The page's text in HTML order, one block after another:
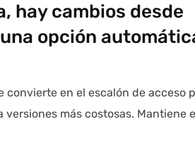
hay cambios desde
opción
convierte en el escalón de acceso
más costosas. Mantiene